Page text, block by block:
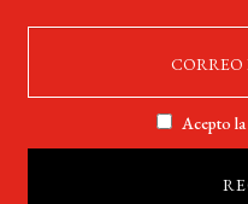
Acepto la